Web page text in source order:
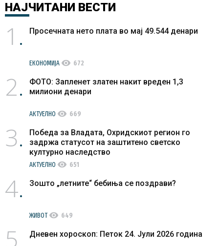
НАЈЧИТАНИ ВЕСТИ
1 Просечната нето плата во мај 49.544 денари
ЕКОНОМИЈА visibility 672
2
ФОТО: Запленет златен накит вреден 1,3
милиони денари
АКТУЕЛНО visibility 669
3
Победа за Владата, Охридскиот регион го
задржа статусот на заштитено светско
културно наследство
АКТУЕЛНО visibility 651
4 Зошто „летните“ бебиња се поздрави?
ЖИВОТvisibility 649
5 Дневен хороскоп: Петок 24. Јули 2026 година